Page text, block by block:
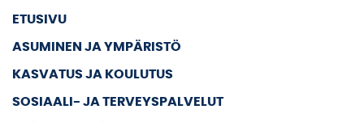
ETUSIVU
ASUMINEN JA YMPÄRISTÖ
KASVATUS JA KOULUTUS
SOSIAALI- JA TERVEYSPALVELUT